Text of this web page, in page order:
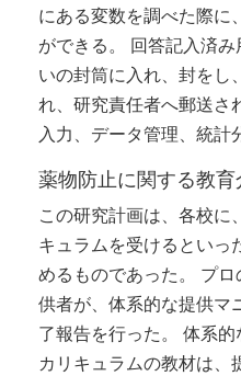
にある変数を調べた際に
ができる。 回答記入済
いの封筒に入れ、封をし
れ、研究責任者へ郵送さ
入力、データ管理、統計
薬物防止に関する教育
この研究計画は、各校に
キュラムを受けるといっ
めるものであった。 プ
供者が、体系的な提供マ
了報告を行った。 体系
カリキュラムの教材は、